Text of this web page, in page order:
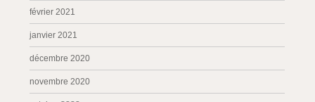
février 2021
janvier 2021
décembre 2020
novembre 2020